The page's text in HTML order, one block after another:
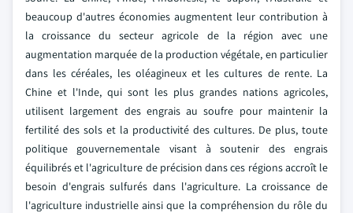
beaucoup d'autres économies augmentent leur contribution à
la croissance du secteur agricole de la région avec une
augmentation marquée de la production végétale, en particulier
dans les céréales, les oléagineux et les cultures de rente. La
Chine et l'Inde, qui sont les plus grandes nations agricoles,
utilisent largement des engrais au soufre pour maintenir la
fertilité des sols et la productivité des cultures. De plus, toute
politique gouvernementale visant à soutenir des engrais
équilibrés et l'agriculture de précision dans ces régions accroît le
besoin d'engrais sulfurés dans l'agriculture. La croissance de
l'agriculture industrielle ainsi que la compréhension du rôle du